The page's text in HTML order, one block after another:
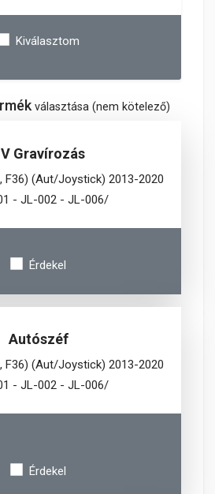
Kiválasztom
választása (nem kötelező)
Gravírozás
F36) (Aut/Joystick) 2013-2020
- JL-002 - JL-006/
Érdekel
Autószéf
F36) (Aut/Joystick) 2013-2020
- JL-002 - JL-006/
Érdekel